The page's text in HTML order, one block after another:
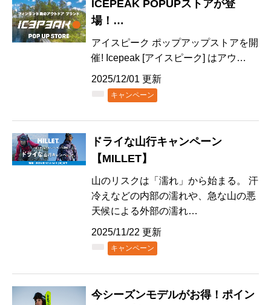
ICEPEAK POPUPストアが登
場！…
アイスピーク ポップアップストアを開
催! Icepeak [アイスピーク] はアウ…
2025/12/01 更新
キャンペーン
ドライな山行キャンペーン
【MILLET】
山のリスクは「濡れ」から始まる。 汗
冷えなどの内部の濡れや、急な山の悪
天候による外部の濡れ…
2025/11/22 更新
キャンペーン
今シーズンモデルがお得！ポイン